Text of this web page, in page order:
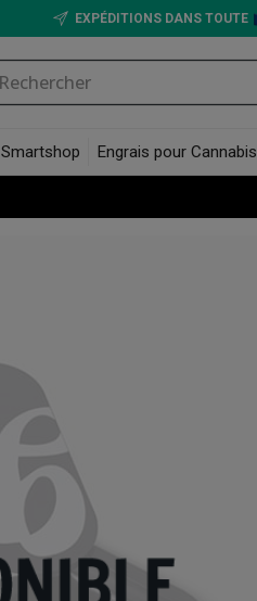
EXPÉDITIONS DANS TOUTE
Smartshop Engrais pour Cannabis